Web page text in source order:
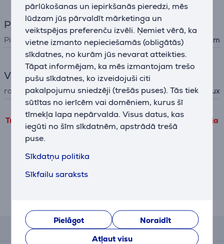
pārlūkošanas un iepirkšanās pieredzi, mēs
lūdzam jūs pārvaldīt mārketinga un
veiktspējas preferenču izvēli. Ņemiet vērā, ka
vietne izmanto nepieciešamās (obligātās)
sīkdatnes, no kurām jūs nevarat atteikties.
Tāpat informējam, ka mēs izmantojam trešo
pušu sīkdatnes, ko izveidojuši citi
pakalpojumu sniedzēji (trešās puses). Tās tiek
sūtītas no ierīcēm vai domēniem, kurus šī
tīmekļa lapa nepārvalda. Visus datus, kas
iegūti no šīm sīkdatnēm, apstrādā trešā
puse.
Sīkdatņu politika
Sīkfailu saraksts
Pielāgot
Noraidīt
Atļaut visu
Piederumi
Piederumu veids piederumi veļas žāvētājiem
Vispārējais parametrs
ražotājs Electrolux
Trešo pušu produkta informāciju var apskatīt tikai tad, ja
piekrītat mūsu veiktspējas sīkdatņu lietošanas
Apraksts
Atsauksmes